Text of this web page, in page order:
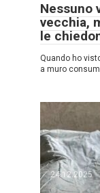
Nessuno
vecchia,
le
Quando ho
a muro
24.12.2025